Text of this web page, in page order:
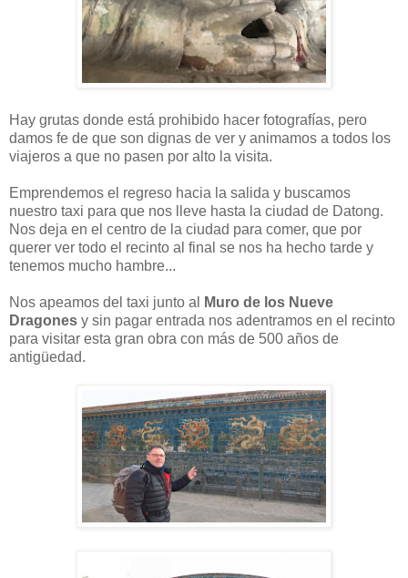
Hay grutas donde está prohibido hacer fotografías, pero
damos fe de que son dignas de ver y animamos a todos los
viajeros a que no pasen por alto la visita.
Emprendemos el regreso hacia la salida y buscamos
nuestro taxi para que nos lleve hasta la ciudad de Datong.
Nos deja en el centro de la ciudad para comer, que por
querer ver todo el recinto al final se nos ha hecho tarde y
tenemos mucho hambre...
Nos apeamos del taxi junto al
Muro de los Nueve
Dragones y sin pagar entrada nos adentramos en el recinto
para visitar esta gran obra con más de 500 años de
antigüedad.